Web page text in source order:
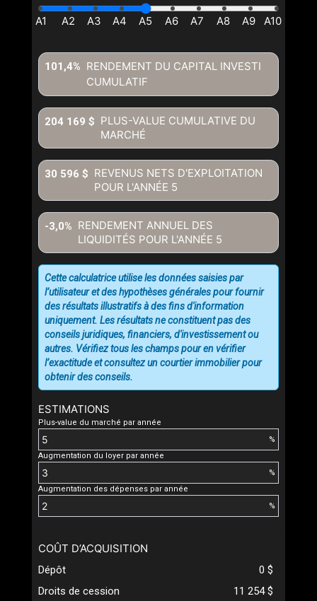
RENDEMENT DU CAPITAL INVESTI
CUMULATIF
101,4%
PLUS-VALUE CUMULATIVE DU
MARCHÉ
204 169 $
REVENUS NETS D'EXPLOITATION
POUR L'ANNÉE 5
30 596 $
RENDEMENT ANNUEL DES
LIQUIDITÉS POUR L'ANNÉE 5
-3,0%
ESTIMATIONS
Plus-value du marché par année
%
Augmentation du loyer par année
%
Augmentation des dépenses par année
%
Cette calculatrice utilise les données saisies par
l’utilisateur et des hypothèses générales pour fournir
des résultats illustratifs à des fins d'information
uniquement. Les résultats ne constituent pas des
conseils juridiques, financiers, d'investissement ou
autres. Vérifiez tous les champs pour en vérifier
l’exactitude et consultez un courtier immobilier pour
obtenir des conseils.
COÛT D’ACQUISITION
Dépôt
0 $
Droits de cession
11 254 $